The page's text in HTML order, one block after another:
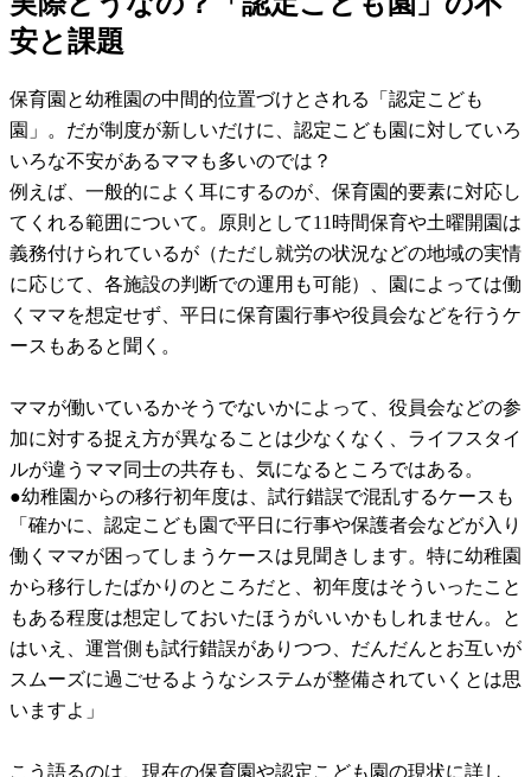
安と課題
保育園と幼稚園の中間的位置づけとされる「認定こども
園」。だが制度が新しいだけに、認定こども園に対していろ
いろな不安があるママも多いのでは？
例えば、一般的によく耳にするのが、保育園的要素に対応し
てくれる範囲について。原則として11時間保育や土曜開園は
義務付けられているが（ただし就労の状況などの地域の実情
に応じて、各施設の判断での運用も可能）、園によっては働
くママを想定せず、平日に保育園行事や役員会などを行うケ
ースもあると聞く。
ママが働いているかそうでないかによって、役員会などの参
加に対する捉え方が異なることは少なくなく、ライフスタイ
ルが違うママ同士の共存も、気になるところではある。
●幼稚園からの移行初年度は、試行錯誤で混乱するケースも
「確かに、認定こども園で平日に行事や保護者会などが入り
働くママが困ってしまうケースは見聞きします。特に幼稚園
から移行したばかりのところだと、初年度はそういったこと
もある程度は想定しておいたほうがいいかもしれません。と
はいえ、運営側も試行錯誤がありつつ、だんだんとお互いが
スムーズに過ごせるようなシステムが整備されていくとは思
いますよ」
こう語るのは、現在の保育園や認定こども園の現状に詳し